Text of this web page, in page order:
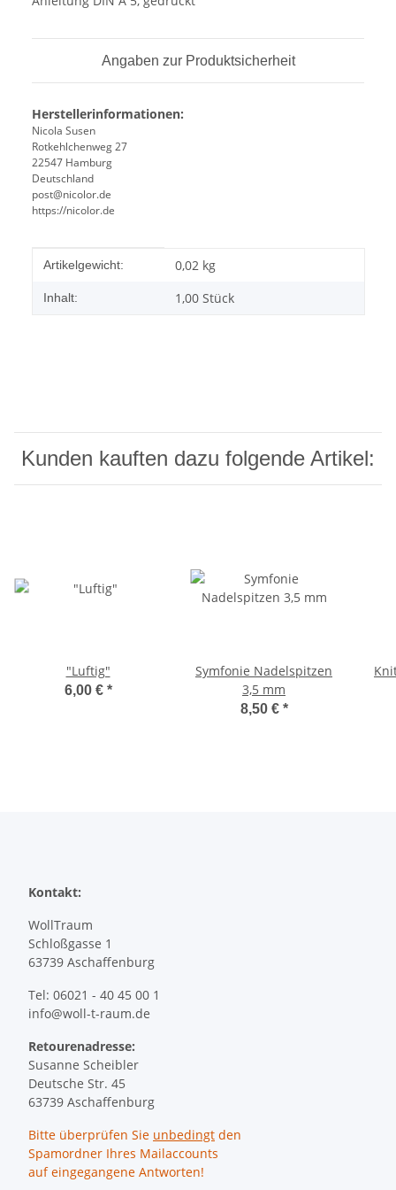
Angaben zur Produktsicherheit
Herstellerinformationen:
Nicola Susen
Rotkehlchenweg 27
22547 Hamburg
Deutschland
post@nicolor.de
https://nicolor.de
Produkteigenschaft
Wert
Artikelgewicht: 0,02 kg
Inhalt: 1,00 Stück
Kunden kauften dazu folgende Artikel:
"Luftig"
6,00 € *
Symfonie Nadelspitzen
3,5 mm
8,50 € *
Kontakt:
WollTraum
Schloßgasse 1
63739 Aschaffenburg
Tel: 06021 - 40 45 00 1
info@woll-t-raum.de
Retourenadresse:
Susanne Scheibler
Deutsche Str. 45
63739 Aschaffenburg
Bitte überprüfen Sie unbedingt den
Spamordner Ihres Mailaccounts
auf eingegangene Antworten!